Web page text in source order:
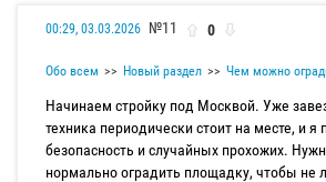
00:29, 03.03.2026 №11 0
Обо всем Новый раздел Чем можно
Начинаем стройку под Москвой. Уже
техника периодически стоит на месте, и
безопасность и случайных прохожих.
нормально оградить площадку, чтобы не